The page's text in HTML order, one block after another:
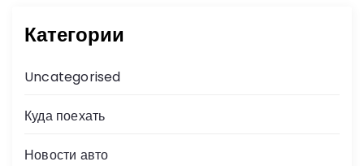
Категории
Uncategorised
Куда поехать
Новости авто